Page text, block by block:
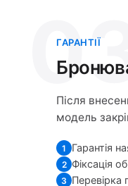
ГАРАНТІЇ
Після
модель
1 Гарантія
2 Фіксація
3